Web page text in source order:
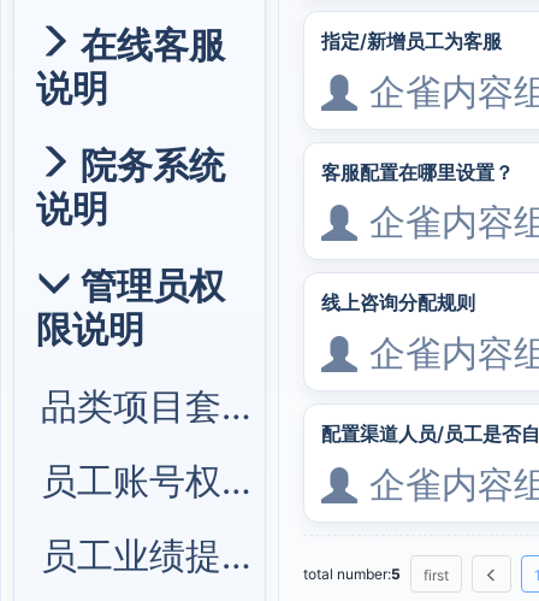
在线客服
说明
院务系统
说明
管理员权
限说明
品类项目套餐管理
员工账号权限管理
员工业绩提成管理
指定/新增员工为客服
企雀内容
客服配置在哪里设置？
企雀内容
线上咨询分配规则
企雀内容
配置渠道人员/员工是否
企雀内容
total number:5 first